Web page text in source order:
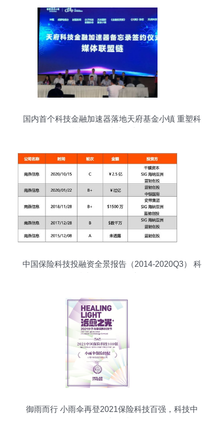
国内首个科技金融加速器落地天府基金小镇 重塑科
中国保险科技投融资全景报告（2014-2020Q3） 科
御雨而行 小雨伞再登2021保险科技百强，科技中